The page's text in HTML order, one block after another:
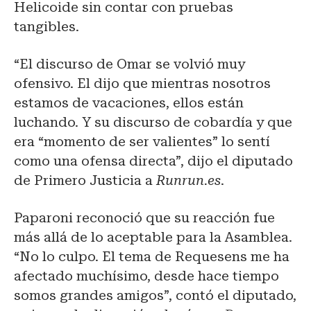
Helicoide sin contar con pruebas
tangibles.
“El discurso de Omar se volvió muy
ofensivo. El dijo que mientras nosotros
estamos de vacaciones, ellos están
luchando. Y su discurso de cobardía y que
era “momento de ser valientes” lo sentí
como una ofensa directa”, dijo el diputado
de Primero Justicia aRunrun.es.
Paparoni reconoció que su reacción fue
más allá de lo aceptable para la Asamblea.
“No lo culpo. El tema de Requesens me ha
afectado muchísimo, desde hace tiempo
somos grandes amigos”, contó el diputado,